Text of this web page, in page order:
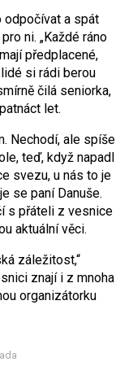
odpočívat a spát
ni. „Každé ráno
předplacené,
si rádi berou
čilá seniorka,
let.
Nechodí, ale spíše
teď, když napadl
svezu, u nás to je
se paní Danuše.
s přáteli z vesnice
aktuální věci.
záležitost,“
znají i z mnoha
organizátorku